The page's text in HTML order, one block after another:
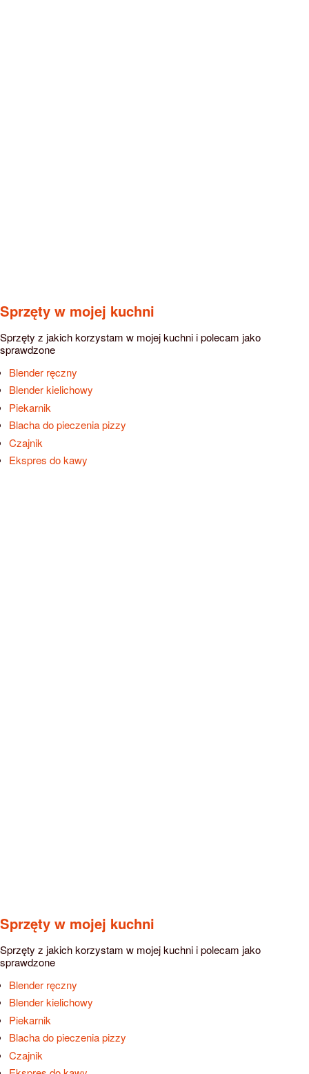
Sprzęty w mojej kuchni
Sprzęty z jakich korzystam w mojej kuchni i polecam jako
sprawdzone
Blender ręczny
Blender kielichowy
Piekarnik
Blacha do pieczenia pizzy
Czajnik
Ekspres do kawy
Sprzęty w mojej kuchni
Sprzęty z jakich korzystam w mojej kuchni i polecam jako
sprawdzone
Blender ręczny
Blender kielichowy
Piekarnik
Blacha do pieczenia pizzy
Czajnik